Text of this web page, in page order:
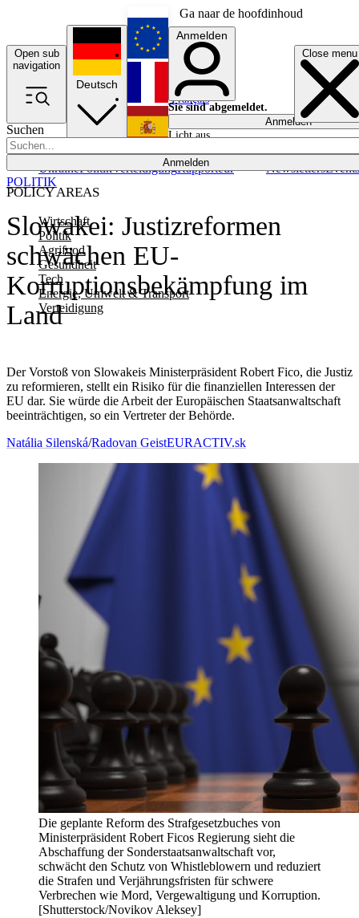
Ga naar de hoofdinhoud
Open sub
navigation
Close menu
Suchen
Anmelden
POLICY AREAS
Wirtschaft
Politik
Agrifood
Gesundheit
Tech
Energie, Umwelt & Transport
Verteidigung
UkrainePolitikVerteidigungRapporteur NewslettersEvents
Deutsch
English
Français
Anmelden
Sie sind abgemeldet.
Anmelden
Licht aus
Slowakei: Justizreformen
schwächen EU-
Korruptionsbekämpfung im
Land
Der Vorstoß von Slowakeis Ministerpräsident Robert Fico, die Justiz
zu reformieren, stellt ein Risiko für die finanziellen Interessen der
EU dar. Sie würde die Arbeit der Europäischen Staatsanwaltschaft
beeinträchtigen, so ein Vertreter der Behörde.
POLITIK
Natália Silenská/Radovan GeistEURACTIV.sk
Die geplante Reform des Strafgesetzbuches von
Ministerpräsident Robert Ficos Regierung sieht die
Abschaffung der Sonderstaatsanwaltschaft vor,
schwächt den Schutz von Whistleblowern und reduziert
die Strafen und Verjährungsfristen für schwere
Verbrechen wie Mord, Vergewaltigung und Korruption.
[Shutterstock/Novikov Aleksey]